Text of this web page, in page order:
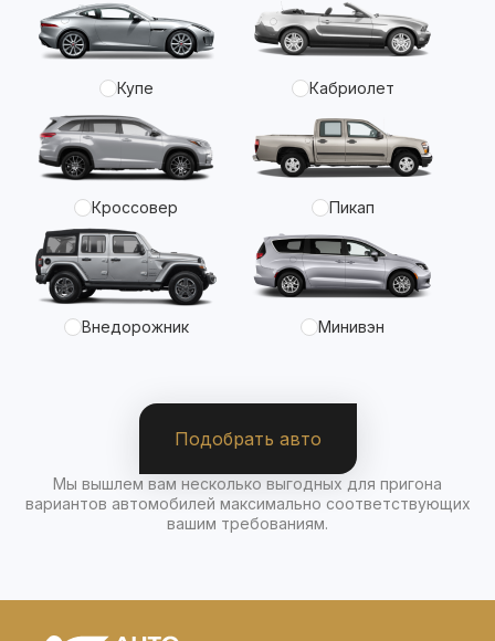
Купе Кабриолет
Кроссовер Пикап
Внедорожник Минивэн
Подобрать авто
Мы вышлем вам несколько выгодных для пригона
вариантов автомобилей максимально соответствующих
вашим требованиям.